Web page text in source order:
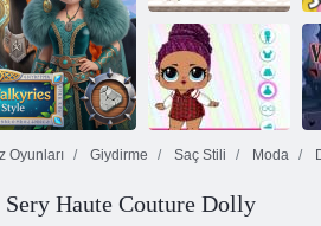
Sevgililer Günü
3
Alışverişkoliği:
Tokyo
Kraliyete Giden
Bebeklerin
Savaşı
Oyunları Giydirme Saç Stili Moda
Sery Haute Couture Dolly